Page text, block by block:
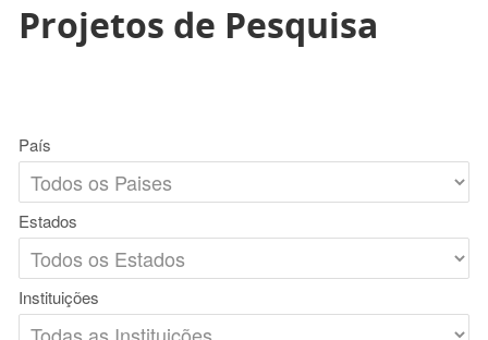
Projetos de Pesquisa
País
Estados
Instituições